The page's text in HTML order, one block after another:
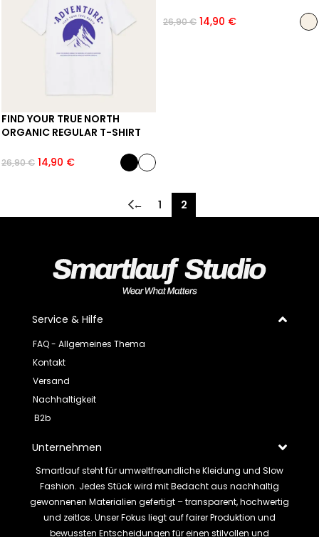
FIND YOUR TRUE NORTH
ORGANIC REGULAR T-SHIRT
26,90€ 14,90 €
26,90€ 14,90 €
← 1 2
Service & Hilfe
FAQ - Allgemeines Thema
Kontakt
Versand
Nachhaltigkeit
B2b
Unternehmen
Smartlauf steht für umweltfreundliche Kleidung und Slow
Fashion. Jedes Stück wird mit Bedacht aus nachhaltig
gewonnenen Materialien gefertigt – transparent, hochwertig
und zeitlos. Unser Fokus liegt auf fairer Produktion und
bewussten Entscheidungen für einen stilvollen und